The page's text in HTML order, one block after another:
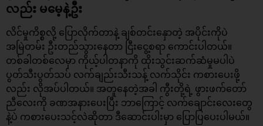
လည်း မမေ့နဲ့ဦး
လိင်မှုကိစ္စလို့ ပြောလိုက်တာနဲ့ ချစ်တင်းနှောတဲ့ အပိုင်းကိုပဲ
အမြဲတမ်း ဦးတည်သွားနေတာ ငြီးငွေ့စရာ ကောင်းပါတယ်။
တစ်ခါတစ်လေမှာ ကိုယ့်ပါတနာကို ထိုးသွင်းဆက်ဆံမှုမပါပဲ
ပွတ်သီးပွတ်သပ် လက်ချည်းသီးသန့် လက်သိုင်း ကစားပေးဖို့
လည်း လိုအပ်ပါတယ်။ အတူနေတဲ့အခါ ကွီးတို့ရဲ့ ဖွားဖက်တော်
ညီလေးကို ခဏအနားပေးပြီး ဘာကြောင့် လက်ချောင်းလေးတွေ
နဲ့ပဲ ကစားပေးသင့်လဲဆိုတာ ဒီဆောင်းပါးမှာ ပြောပြပေးပါမယ်။